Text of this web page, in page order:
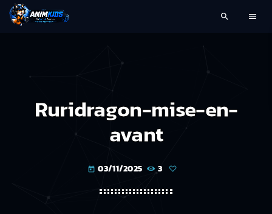
search menu
Ruridragon-mise-en-
avant
today 03/11/2025 3